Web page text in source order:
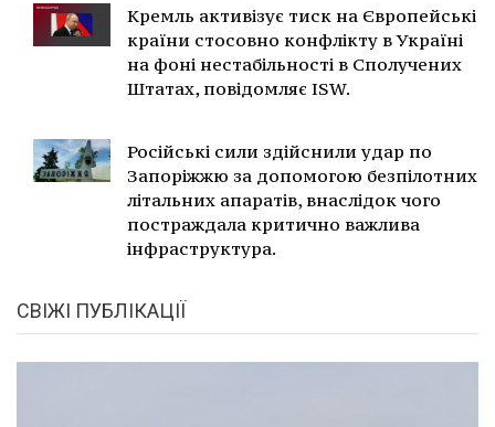
Кремль активізує тиск на Європейські
країни стосовно конфлікту в Україні
на фоні нестабільності в Сполучених
Штатах, повідомляє ISW.
Російські сили здійснили удар по
Запоріжжю за допомогою безпілотних
літальних апаратів, внаслідок чого
постраждала критично важлива
інфраструктура.
СВІЖІ ПУБЛІКАЦІЇ